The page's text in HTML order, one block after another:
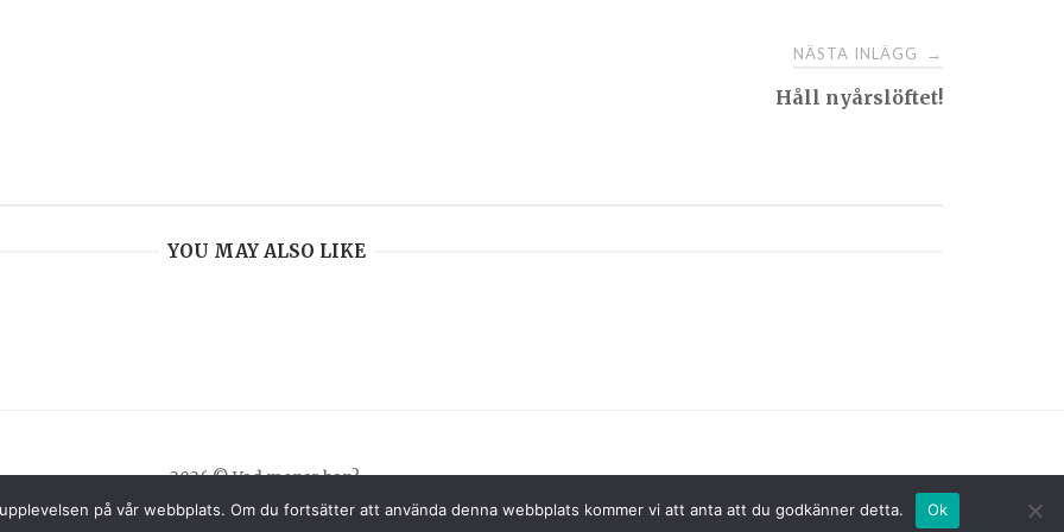
NÄSTA INLÄGG →
Håll nyårslöftet!
YOU MAY ALSO LIKE
2026 © Vad menar han?.
på vår webbplats. Om du fortsätter att använda denna webbplats kommer vi att anta att du godkänner detta. Ok